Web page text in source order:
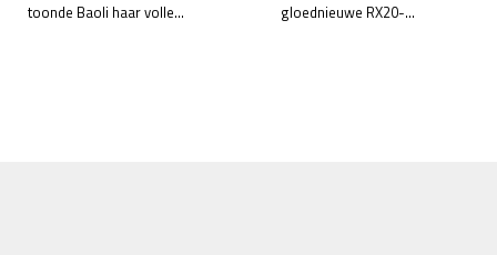
toonde Baoli haar volle...
gloednieuwe RX20-...